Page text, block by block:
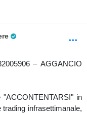
– AGGANCIO
in
infrasettimanale,